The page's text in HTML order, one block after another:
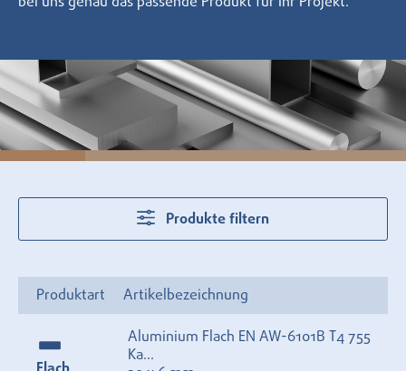
Produkte filtern
Produktart Artikelbezeichnung
Aluminium Flach EN AW-6101B T4 755
Ka...